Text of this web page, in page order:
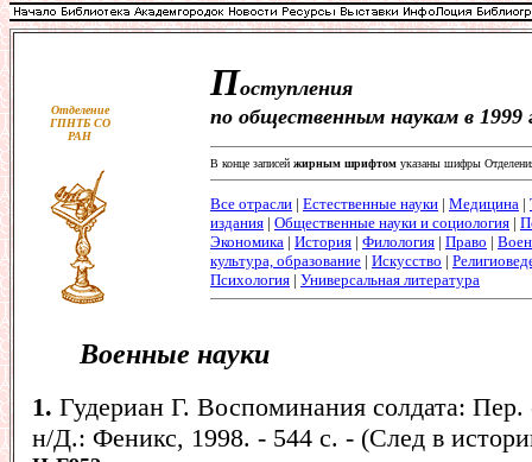
Отделение
ГПНТБ СО
РАН
Поступления
по общественным наукам в 1999
В конце записей жирным шрифтом указаны шифры
Все отрасли | Естественные науки | Медицина |
издания | Общественные науки и социология |
Экономика | История | Филология | Право |
культура, образование | Искусство |
Психология | Универсальная литература
Военные науки
1. Гудериан Г. Воспоминания солдата: Пер.
н/Д.: Феникс, 1998. - 544 с. - (След в